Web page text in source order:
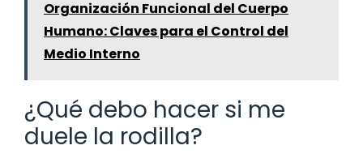
Organización Funcional del Cuerpo
Humano: Claves para el Control del
Medio Interno
¿Qué debo hacer si me
duele la rodilla?